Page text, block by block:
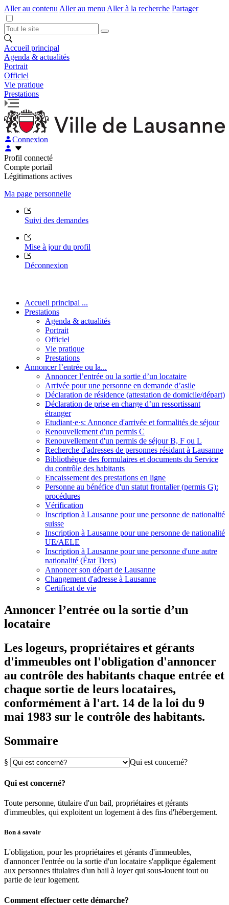
Aller au contenu Aller au menu Aller à la recherche Partager
Accueil principal
Agenda & actualités
Portrait
Officiel
Vie pratique
Prestations
Connexion
Profil connecté
Compte portail
Légitimations actives
Ma page personnelle
Suivi des demandes
Mise à jour du profil
Déconnexion
Accueil principal ...
Prestations
Agenda & actualités
Portrait
Officiel
Vie pratique
Prestations
Annoncer l’entrée ou la...
Annoncer l’entrée ou la sortie d’un locataire
Arrivée pour une personne en demande d’asile
Déclaration de résidence (attestation de domicile/départ)
Déclaration de prise en charge d’un ressortissant
étranger
Etudiant·e·s: Annonce d'arrivée et formalités de séjour
Renouvellement d'un permis C
Renouvellement d'un permis de séjour B, F ou L
Recherche d'adresses de personnes résidant à Lausanne
Bibliothèque des formulaires et documents du Service
du contrôle des habitants
Encaissement des prestations en ligne
Personne au bénéfice d'un statut frontalier (permis G):
procédures
Vérification
Inscription à Lausanne pour une personne de nationalité
suisse
Inscription à Lausanne pour une personne de nationalité
UE/AELE
Inscription à Lausanne pour une personne d'une autre
nationalité (État Tiers)
Annoncer son départ de Lausanne
Changement d'adresse à Lausanne
Certificat de vie
Annoncer l’entrée ou la sortie d’un
locataire
Les logeurs, propriétaires et gérants
d'immeubles ont l'obligation d'annoncer
au contrôle des habitants chaque entrée et
chaque sortie de leurs locataires,
conformément à l'art. 14 de la loi du 9
mai 1983 sur le contrôle des habitants.
Sommaire
§ Qui est concerné?
Qui est concerné?
Toute personne, titulaire d'un bail, propriétaires et gérants
d'immeubles, qui exploitent un logement à des fins d'hébergement.
Bon à savoir
L'obligation, pour les propriétaires et gérants d'immeubles,
d'annoncer l'entrée ou la sortie d'un locataire s'applique également
aux personnes titulaires d'un bail à loyer qui sous-louent tout ou
partie de leur logement.
Comment effectuer cette démarche?